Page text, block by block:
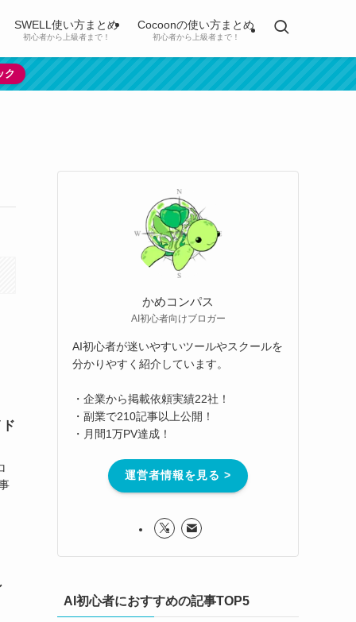
SWELL使い方まとめ
初心者から上級者まで！
Cocoonの使い方まとめ
初心者から上級者まで！
ク
かめコンパス
AI初心者向けブロガー
AI初心者が迷いやすいツールやスクールを
分かりやすく紹介しています。
・企業から掲載依頼実績22社！
・副業で210記事以上公開！
・月間1万PV達成！
運営者情報を見る >
AI初心者におすすめの記事TOP5